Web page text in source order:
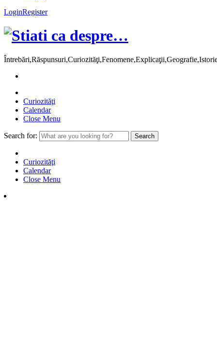
LoginRegister
Curiozităţi
Calendar
Close Menu
Search for:
Curiozităţi
Calendar
Close Menu